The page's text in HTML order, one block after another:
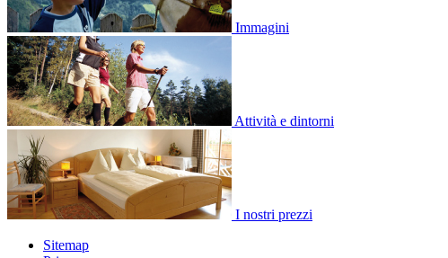
Immagini
Attività e dintorni
I nostri prezzi
Sitemap